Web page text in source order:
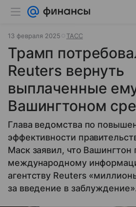
13 февраля 2025 ТАСС
Трамп
Reuters вернуть
выплаченные
Вашингтоном
Глава ведомства по
эффективности
Маск заявил, что Вашингтон
международному
агентству Reuters
за введение в